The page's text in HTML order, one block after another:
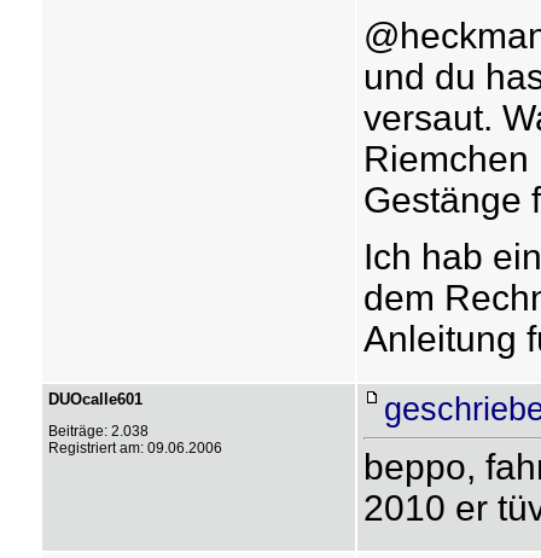
und du
versaut.
Riemchen
Gestänge
Ich hab
dem
Anleitung
DUOcalle601
Beiträge: 2.038
Registriert am: 09.06.2006
beppo,
2010 er